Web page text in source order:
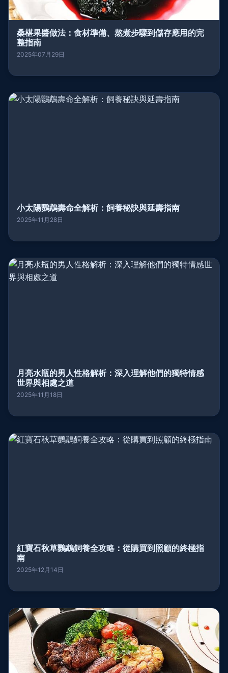
桑椹果醬做法：食材準備、熬煮步驟到儲存應用的完
整指南
2025年07月29日
小太陽鸚鵡壽命全解析：飼養秘訣與延壽指南
2025年11月28日
月亮水瓶的男人性格解析：深入理解他們的獨特情感
世界與相處之道
2025年11月18日
紅寶石秋草鸚鵡飼養全攻略：從購買到照顧的終極指
南
2025年12月14日